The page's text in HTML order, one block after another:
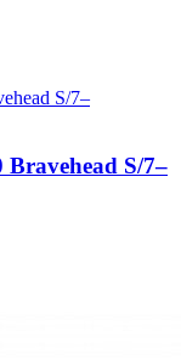
S/7–